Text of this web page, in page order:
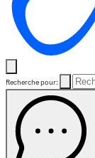
Recherche pour: